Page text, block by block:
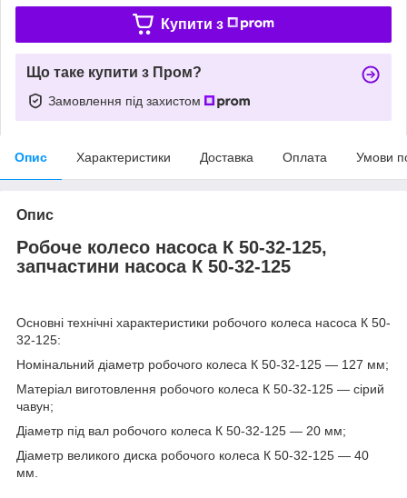
Купити з
Що таке купити з Пром?
Замовлення під захистом
Опис Характеристики Доставка Оплата Умови
Опис
Робоче колесо насоса К 50-32-125,
запчастини насоса К 50-32-125
Основні технічні характеристики робочого колеса насоса К 50-
32-125:
Номінальний діаметр робочого колеса К 50-32-125 — 127 мм;
Матеріал виготовлення робочого колеса К 50-32-125 — сірий
чавун;
Діаметр під вал робочого колеса К 50-32-125 — 20 мм;
Діаметр великого диска робочого колеса К 50-32-125 — 40
мм.